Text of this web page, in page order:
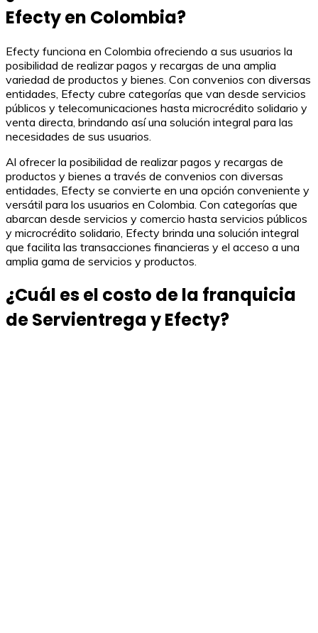
Efecty en Colombia?
Efecty funciona en Colombia ofreciendo a sus usuarios la
posibilidad de realizar pagos y recargas de una amplia
variedad de productos y bienes. Con convenios con diversas
entidades, Efecty cubre categorías que van desde servicios
públicos y telecomunicaciones hasta microcrédito solidario y
venta directa, brindando así una solución integral para las
necesidades de sus usuarios.
Al ofrecer la posibilidad de realizar pagos y recargas de
productos y bienes a través de convenios con diversas
entidades, Efecty se convierte en una opción conveniente y
versátil para los usuarios en Colombia. Con categorías que
abarcan desde servicios y comercio hasta servicios públicos
y microcrédito solidario, Efecty brinda una solución integral
que facilita las transacciones financieras y el acceso a una
amplia gama de servicios y productos.
¿Cuál es el costo de la franquicia
de Servientrega y Efecty?